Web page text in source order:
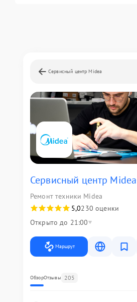
Сервисный центр Midea
Сервисный центр Midea
Ремонт техники Midea
5,0230 оценки
Открыто до 21:00
Маршрут
ОбзорОтзывы 205